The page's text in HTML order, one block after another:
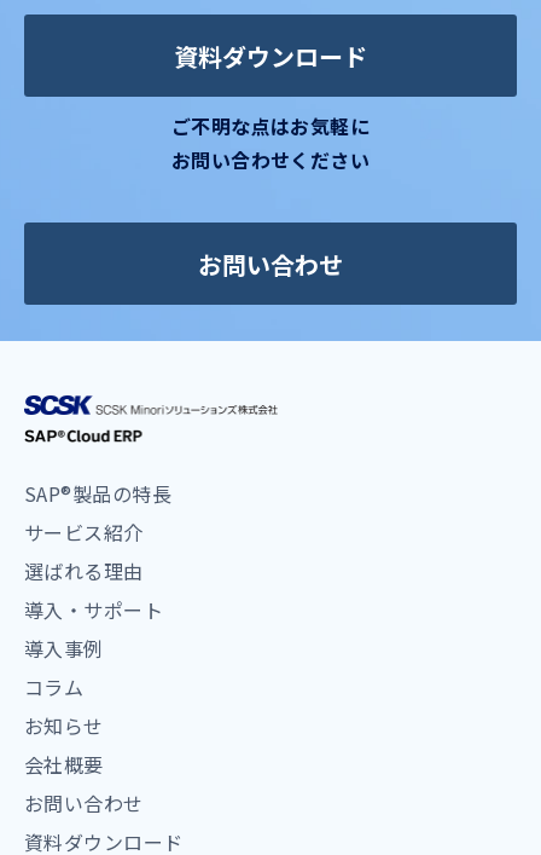
資料ダウンロード
ご不明な点はお気軽に
お問い合わせください
お問い合わせ
SAP®製品の特長
サービス紹介
選ばれる理由
導入・サポート
導入事例
コラム
お知らせ
会社概要
お問い合わせ
資料ダウンロード